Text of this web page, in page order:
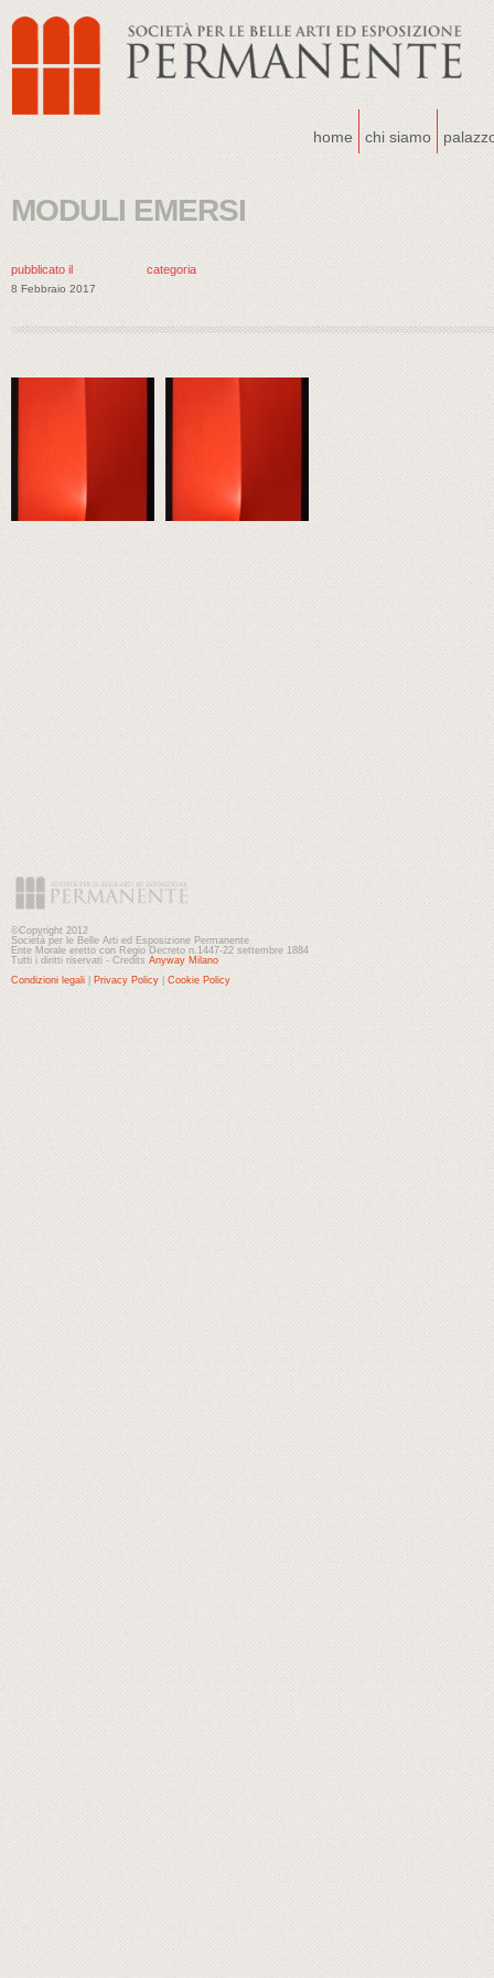
home chi siamo
MODULI EMERSI
pubblicato il
8 Febbraio 2017
categoria
©Copyright 2012
Società per le Belle Arti ed Esposizione Permanente
Ente Morale eretto con Regio Decreto n.1447-22 settembre 1884
Tutti i diritti riservati - Credits Anyway Milano
Condizioni legali
Privacy Policy Cookie Policy